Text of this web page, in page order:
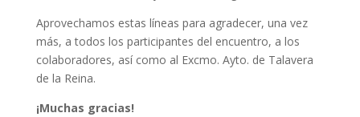
Aprovechamos estas líneas para agradecer, una vez
más, a todos los participantes del encuentro, a los
colaboradores, así como al Excmo. Ayto. de Talavera
de la Reina.
¡Muchas gracias!